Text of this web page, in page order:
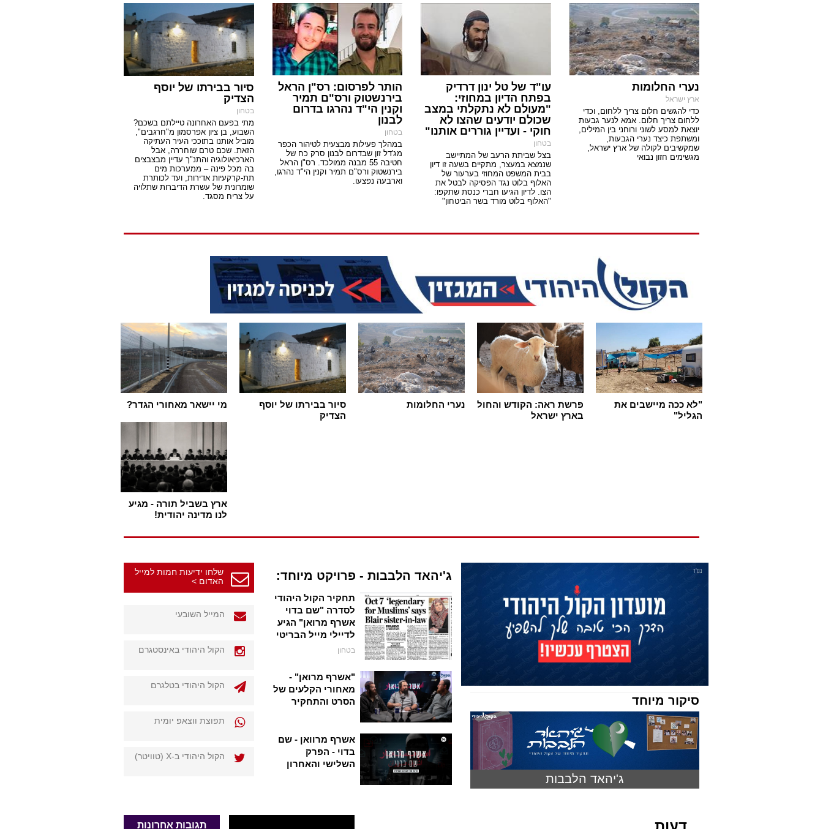
נערי החלומות
ארץ ישראל
כדי להגשים חלום צריך ללחום, וכדי
ללחום צריך חלום. אמא לנער גבעות
יוצאת למסע לשוני ורוחני בין המילים,
ומשתפת כיצד נערי הגבעות,
שמקשיבים לקולה של ארץ ישראל,
מגשימים חזון נבואי
עו"ד של טל ינון דרדיק
בפתח הדיון במחוזי:
"מעולם לא נתקלתי במצב
שכולם יודעים שהצו לא
חוקי - ועדיין גוררים אותנו"
בטחון
בצל שביתת הרעב של המתיישב
שנמצא במעצר, מתקיים בשעה זו דיון
בבית המשפט המחוזי בערעור של
האלוף בלוט נגד הפסיקה לבטל את
הצו. לדיון הגיעו חברי כנסת שתקפו:
"האלוף בלוט מורד בשר הביטחון"
הותר לפרסום: רס"ן הראל
בירנשטוק ורס"ם תמיר
וקנין הי"ד נהרגו בדרום
לבנון
בטחון
במהלך פעילות מבצעית לטיהור הכפר
מג'דל זון שבדרום לבנון סרק כח של
חטיבה 55 מבנה ממולכד. רס"ן הראל
בירנשטוק ורס"ם תמיר וקנין הי"ד נהרגו,
וארבעה נפצעו.
סיור בבירתו של יוסף
הצדיק
בטחון
מתי בפעם האחרונה טיילתם בשכם?
השבוע, בן ציון אפרסמון מ"חרגבים",
מוביל אותנו בתוככי העיר העתיקה
הזאת. שכם טרם שוחררה, אבל
הארכיאולוגיה והתנ"ך עדיין מבצבצים
בה מכל פינה – ממערכות מים
תת-קרקעיות אדירות, ועד לכותרת
שומרונית של עשרת הדיברות שתלויה
על צריח מסגד.
מי יישאר מאחורי הגדר?
סיור בבירתו של יוסף
הצדיק
נערי החלומות
פרשת ראה: הקודש והחול
בארץ ישראל
"לא ככה מיישבים את
הגליל"
ארץ בשביל תורה - מגיע
לנו מדינה יהודית!
סיקור מיוחד
ג'יהאד הלבבות
ג'יהאד הלבבות - פרויקט מיוחד:
תחקיר הקול היהודי
לסדרה "שם בדוי
אשרף מרואן" הגיע
לדיילי מייל הבריטי
בטחון
"אשרף מרואן" -
מאחורי הקלעים של
הסרט והתחקיר
אשרף מרוואן - שם
בדוי - הפרק
השלישי והאחרון
שלחו ידיעות חמות למייל
האדום >
המייל השובעי
הקול היהודי באינסטגרם
הקול היהודי בטלגרם
תפוצת ווצאפ יומית
הקול היהודי ב-X (טוויטר)
תגובות אחרונות